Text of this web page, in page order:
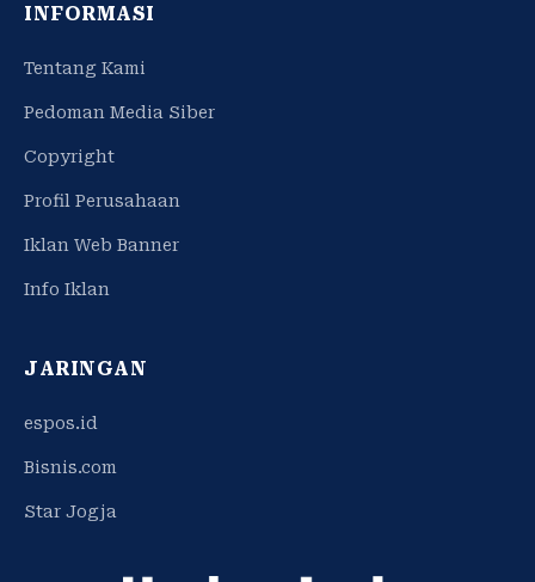
INFORMASI
Tentang Kami
Pedoman Media Siber
Copyright
Profil Perusahaan
Iklan Web Banner
Info Iklan
JARINGAN
espos.id
Bisnis.com
Star Jogja